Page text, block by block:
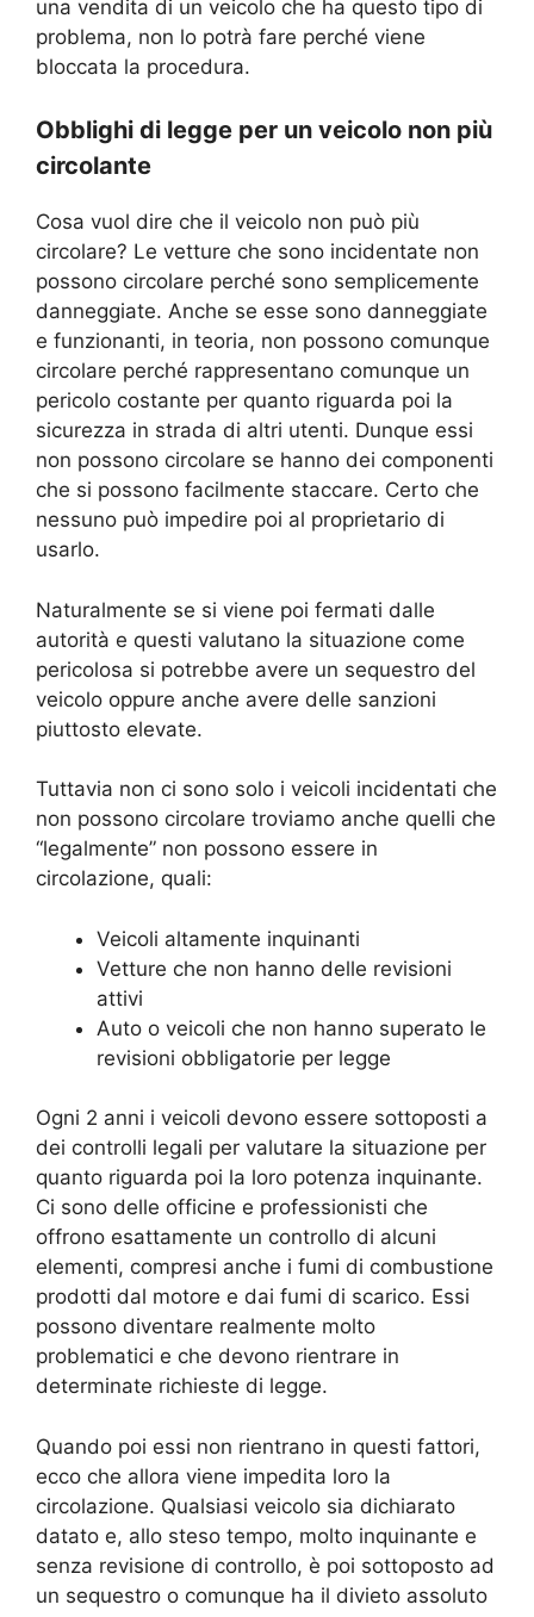
una vendita di un veicolo che ha questo tipo di
problema, non lo potrà fare perché viene
bloccata la procedura.
Obblighi di legge per un veicolo non più
circolante
Cosa vuol dire che il veicolo non può più
circolare? Le vetture che sono incidentate non
possono circolare perché sono semplicemente
danneggiate. Anche se esse sono danneggiate
e funzionanti, in teoria, non possono comunque
circolare perché rappresentano comunque un
pericolo costante per quanto riguarda poi la
sicurezza in strada di altri utenti. Dunque essi
non possono circolare se hanno dei componenti
che si possono facilmente staccare. Certo che
nessuno può impedire poi al proprietario di
usarlo.
Naturalmente se si viene poi fermati dalle
autorità e questi valutano la situazione come
pericolosa si potrebbe avere un sequestro del
veicolo oppure anche avere delle sanzioni
piuttosto elevate.
Tuttavia non ci sono solo i veicoli incidentati che
non possono circolare troviamo anche quelli che
“legalmente” non possono essere in
circolazione, quali:
Veicoli altamente inquinanti
Vetture che non hanno delle revisioni
attivi
Auto o veicoli che non hanno superato le
revisioni obbligatorie per legge
Ogni 2 anni i veicoli devono essere sottoposti a
dei controlli legali per valutare la situazione per
quanto riguarda poi la loro potenza inquinante.
Ci sono delle officine e professionisti che
offrono esattamente un controllo di alcuni
elementi, compresi anche i fumi di combustione
prodotti dal motore e dai fumi di scarico. Essi
possono diventare realmente molto
problematici e che devono rientrare in
determinate richieste di legge.
Quando poi essi non rientrano in questi fattori,
ecco che allora viene impedita loro la
circolazione. Qualsiasi veicolo sia dichiarato
datato e, allo steso tempo, molto inquinante e
senza revisione di controllo, è poi sottoposto ad
un sequestro o comunque ha il divieto assoluto